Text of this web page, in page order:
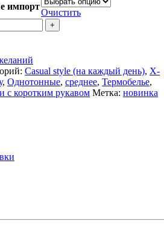
импорт
Очистить
Casual style (на каждый день), X-
, Однотонные, среднее, Термобелье,
с коротким рукавом Метка: новинка